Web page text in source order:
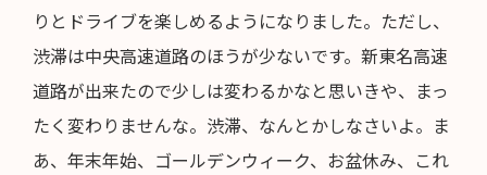
りとドライブを楽しめるようになりました。ただし、
渋滞は中央高速道路のほうが少ないです。新東名高速
道路が出来たので少しは変わるかなと思いきや、まっ
たく変わりませんな。渋滞、なんとかしなさいよ。ま
あ、年末年始、ゴールデンウィーク、お盆休み、これ